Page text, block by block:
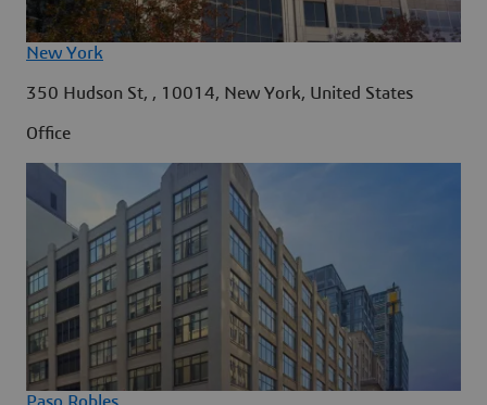
New York
350 Hudson St, , 10014, New York, United States
Office